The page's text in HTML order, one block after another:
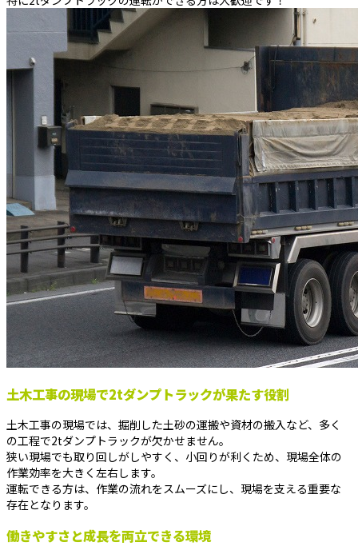
土木工事の現場で2tダンプトラックが果たす役割
土木工事の現場では、掘削した土砂の運搬や資材の搬入など、多く
の工程で2tダンプトラックが欠かせません。
狭い現場でも取り回しがしやすく、小回りが利くため、現場全体の
作業効率を大きく左右します。
運転できる方は、作業の流れをスムーズにし、現場を支える重要な
存在となります。
働きやすさと成長を両立できる環境